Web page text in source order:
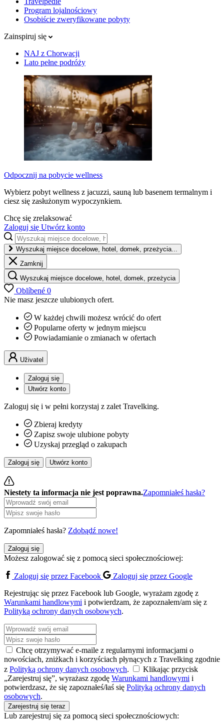
Program lojalnościowy
Osobiście zweryfikowane pobyty
Zainspiruj się
NAJ z Chorwacji
Lato pełne podróży
Odpocznij na pobycie wellness
Wybierz pobyt wellness z jacuzzi, sauną lub basenem termalnym i
ciesz się zasłużonym wypoczynkiem.
Chcę się zrelaksować
Zaloguj się Utwórz konto
Wyszukaj miejsce docelowe, hotel, domek, przeżycia...
Zamknij
Wyszukaj miejsce docelowe, hotel, domek, przeżycia
Oblíbené 0
Nie masz jeszcze ulubionych ofert.
W każdej chwili możesz wrócić do ofert
Popularne oferty w jednym miejscu
Powiadamianie o zmianach w ofertach
Uživatel
Zaloguj się
Utwórz konto
Zaloguj się i w pełni korzystaj z zalet Travelking.
Zbieraj kredyty
Zapisz swoje ulubione pobyty
Uzyskaj przegląd o zakupach
Zaloguj się Utwórz konto
Niestety ta informacja nie jest poprawna.Zapomniałeś hasła?
Zapomniałeś hasła? Zdobądź nowe!
Zaloguj się
Możesz zalogować się z pomocą sieci społecznościowej:
Zaloguj się przez Facebook
Zaloguj się przez Google
Rejestrując się przez Facebook lub Google, wyrażam zgodę z
Warunkami handlowymi i potwierdzam, że zapoznałem/am się z
Polityką ochrony danych osobowych.
Chcę otrzymywać e-maile z regularnymi informacjami o
nowościach, zniżkach i korzyściach płynących z Travelking zgodnie
z Polityką ochrony danych osobowych.
Klikając przycisk
„Zarejestruj się”, wyrażasz zgodę Warunkami handlowymi i
potwierdzasz, że się zapoznałeś/łaś się Polityką ochrony danych
osobowych.
Zarejestruj się teraz
Lub zarejestruj się za pomocą sieci społecznościowych: